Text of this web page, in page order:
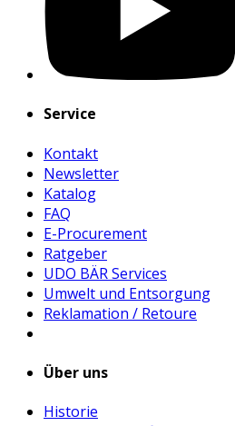
Service
Kontakt
Newsletter
Katalog
FAQ
E-Procurement
Ratgeber
UDO BÄR Services
Umwelt und Entsorgung
Reklamation / Retoure
Über uns
Historie